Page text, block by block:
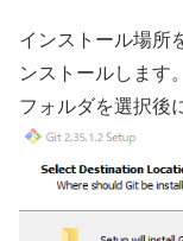
インストール場所
ンストールします。
フォルダを選択後